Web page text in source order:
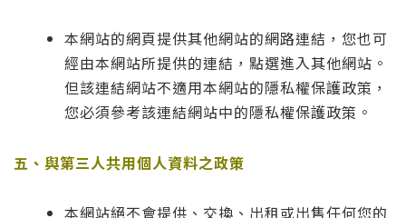
本網站的網頁提供其他網站的網路連結，您也可
經由本網站所提供的連結，點選進入其他網站。
但該連結網站不適用本網站的隱私權保護政策，
您必須參考該連結網站中的隱私權保護政策。
五、與第三人共用個人資料之政策
本網站絕不會提供、交換、出租或出售任何您的